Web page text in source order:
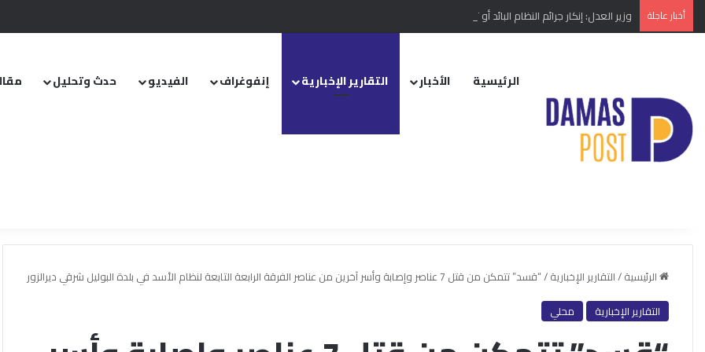
أخبار عاجلة وزير العدل: إنكار جرائم النظام البائد أو تبريرها مخالفة دستورية.. ومشروع قانون خاص إلى مجلس الشعب
الرئيسية الأخبار التقارير الإخبارية إنفوغراف الفيديو حدث وتحليل
الرئيسية/التقارير الإخبارية/“قسد” تتمكن من قتل 7 عناصر وإصابة وأسر آخرين من عناصر الفرقة الرابعة التابعة لنظام الأسد في بلدة البوليل شرقي ديرالزور
التقارير الإخبارية
محلي